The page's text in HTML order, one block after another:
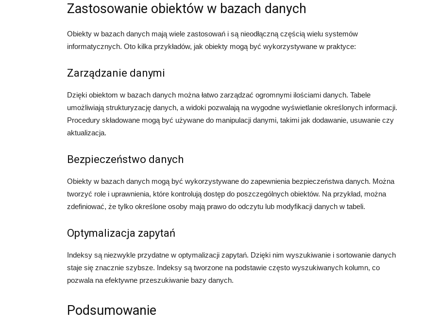
Zastosowanie obiektów w bazach danych
Obiekty w bazach danych mają wiele zastosowań i są nieodłączną częścią wielu systemów
informatycznych. Oto kilka przykładów, jak obiekty mogą być wykorzystywane w praktyce:
Zarządzanie danymi
Dzięki obiektom w bazach danych można łatwo zarządzać ogromnymi ilościami danych. Tabele
umożliwiają strukturyzację danych, a widoki pozwalają na wygodne wyświetlanie określonych informacji.
Procedury składowane mogą być używane do manipulacji danymi, takimi jak dodawanie, usuwanie czy
aktualizacja.
Bezpieczeństwo danych
Obiekty w bazach danych mogą być wykorzystywane do zapewnienia bezpieczeństwa danych. Można
tworzyć role i uprawnienia, które kontrolują dostęp do poszczególnych obiektów. Na przykład, można
zdefiniować, że tylko określone osoby mają prawo do odczytu lub modyfikacji danych w tabeli.
Optymalizacja zapytań
Indeksy są niezwykle przydatne w optymalizacji zapytań. Dzięki nim wyszukiwanie i sortowanie danych
staje się znacznie szybsze. Indeksy są tworzone na podstawie często wyszukiwanych kolumn, co
pozwala na efektywne przeszukiwanie bazy danych.
Podsumowanie